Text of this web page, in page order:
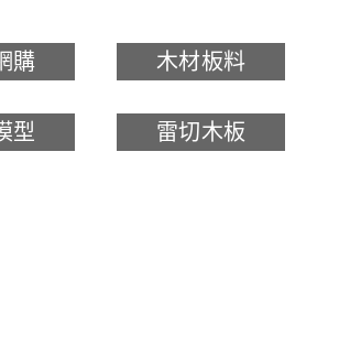
購 木材板料
型 雷切木板